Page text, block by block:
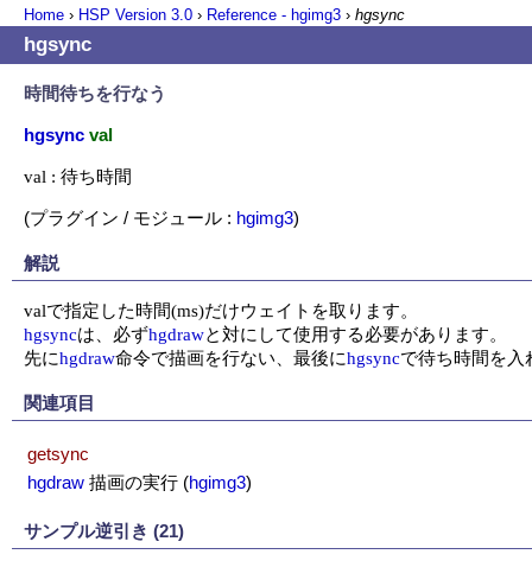
Home › HSP Version 3.0 › Reference - hgimg3 › hgsync
hgsync
時間待ちを行なう
hgsync val
val : 待ち時間
(プラグイン / モジュール : hgimg3)
解説
hgsyncは、必ずhgdrawと対にして使用する必要があります。
先にhgdraw命令で描画を行ない、最後にhgsyncで待ち時間を入
関連項目
getsync
hgdraw 描画の実行 (hgimg3)
サンプル逆引き (21)